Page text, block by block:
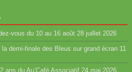
vous du 10 au 16 août 28 juillet 2026
demi-finale des Bleus sur grand écran 11
ans du Au’Café Associatif 24 mai 2026